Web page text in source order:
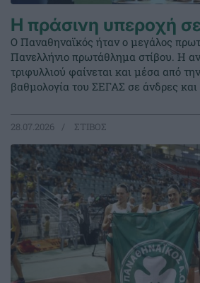
Η πράσινη υπεροχή
Ο Παναθηναϊκός ήταν ο μεγάλος
Πανελλήνιο πρωτάθλημα στίβου. Η
τριφυλλιού φαίνεται και μέσα από
βαθμολογία του ΣΕΓΑΣ σε άνδρες και
28.07.2026 ΣΤΙΒΟΣ